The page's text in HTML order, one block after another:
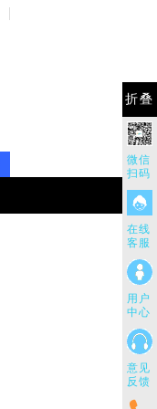
折叠
微信
扫码
在线
客服
用户
中心
意见
反馈